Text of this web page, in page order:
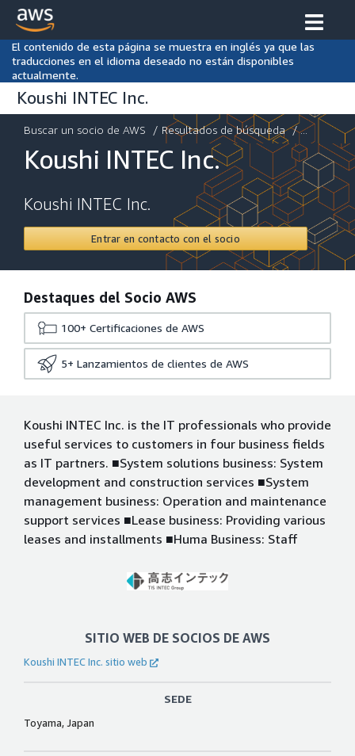
El contenido de esta página se muestra en inglés ya que las
traducciones en el idioma deseado no están disponibles
actualmente.
Koushi INTEC Inc.
Buscar un socio de AWS / Resultados de búsqueda / ...
Koushi INTEC Inc.
Koushi INTEC Inc.
Entrar en contacto con el socio
Destaques del Socio AWS
100+ Certificaciones de AWS
5+ Lanzamientos de clientes de AWS
Koushi INTEC Inc. is the IT professionals who provide
useful services to customers in four business fields
as IT partners. ■System solutions business: System
development and construction services ■System
management business: Operation and maintenance
support services ■Lease business: Providing various
leases and installments ■Huma Business: Staff
SITIO WEB DE SOCIOS DE AWS
Koushi INTEC Inc. sitio web
SEDE
Toyama, Japan